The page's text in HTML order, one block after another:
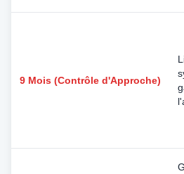
9 Mois (Contrôle d'Approche)